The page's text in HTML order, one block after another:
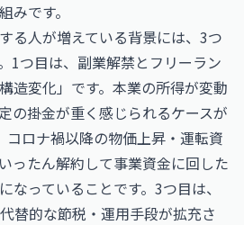
みです。
る人が増えている背景には、3つ
1つ目は、副業解禁とフリーラン
造変化」です。本業の所得が変動
の掛金が重く感じられるケースが
ロナ禍以降の物価上昇・運転資
ったん解約して事業資金に回した
なっていることです。3つ目は、
替的な節税・運用手段が拡充さ